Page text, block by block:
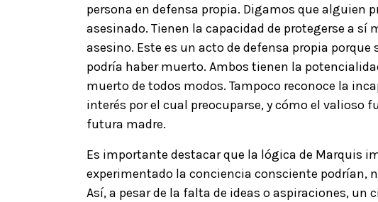
persona en defensa propia. Digamos que alguien
asesinado. Tienen la capacidad de protegerse a sí
asesino. Este es un acto de defensa propia
podría haber muerto. Ambos tienen la
muerto de todos modos. Tampoco reconoce la
interés por el cual preocuparse, y cómo el valioso
futura madre.
Es importante destacar que la lógica de Marquis
experimentado la conciencia consciente podrían,
Así, a pesar de la falta de ideas o aspiraciones, un